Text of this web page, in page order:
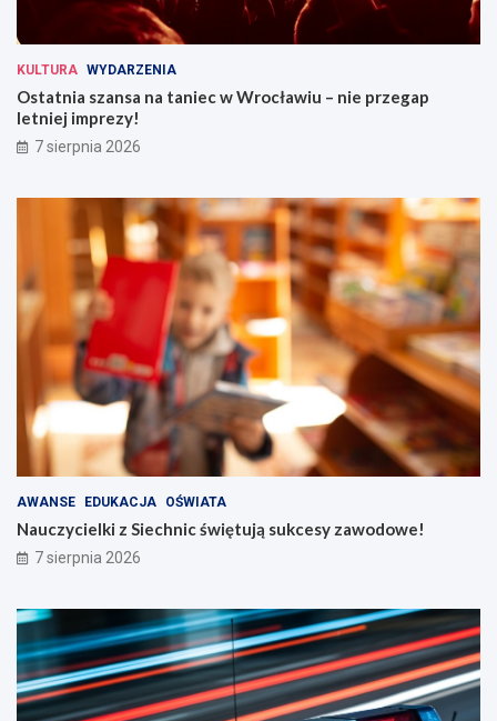
KULTURA WYDARZENIA
Ostatnia szansa na taniec w Wrocławiu – nie przegap
letniej imprezy!
7 sierpnia 2026
AWANSE EDUKACJA OŚWIATA
Nauczycielki z Siechnic świętują sukcesy zawodowe!
7 sierpnia 2026